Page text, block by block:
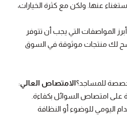
عنها. ولكن مع كثرة الخيارات،
المواصفات التي يجب أن تتوفر
لك منتجات موثوقة في السوق
الامتصاص العالي:
على امتصاص السوائل بكفاءة.
اليومي للوضوء أو النظافة